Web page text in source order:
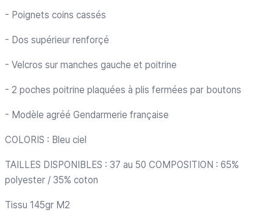
- Poignets coins cassés
- Dos supérieur renforçé
- Velcros sur manches gauche et poitrine
- 2 poches poitrine plaquées à plis fermées par boutons
- Modèle agréé Gendarmerie française
COLORIS : Bleu ciel
TAILLES DISPONIBLES : 37 au 50 COMPOSITION : 65%
polyester / 35% coton
Tissu 145gr M2